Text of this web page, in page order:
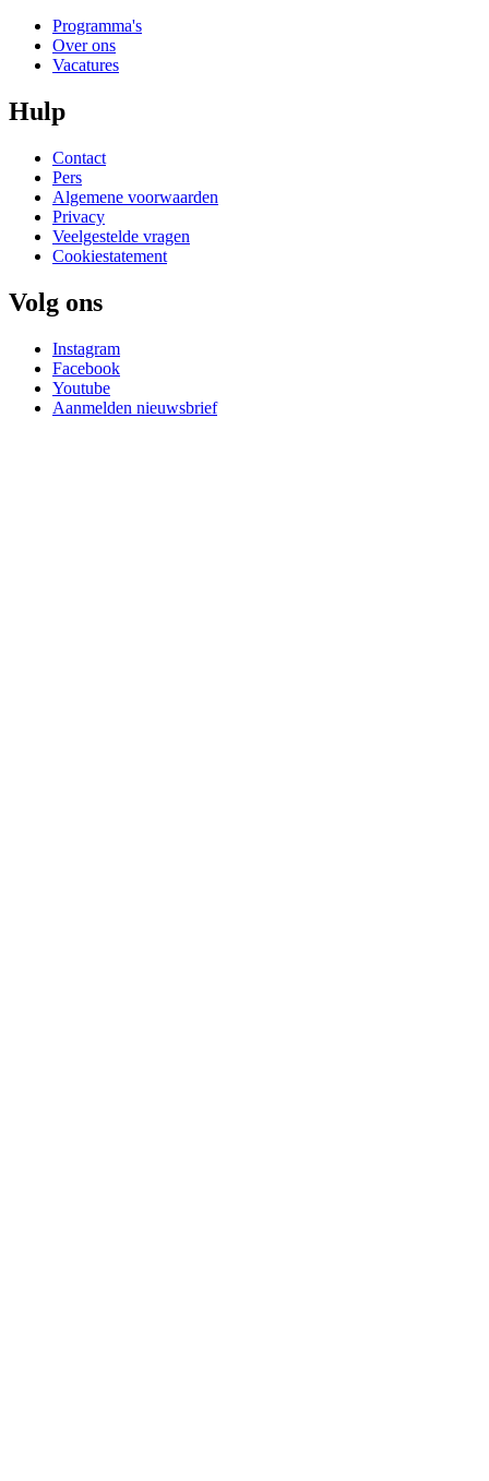
Programma's
Over ons
Vacatures
Hulp
Contact
Pers
Algemene voorwaarden
Privacy
Veelgestelde vragen
Cookiestatement
Volg ons
Instagram
Facebook
Youtube
Aanmelden nieuwsbrief